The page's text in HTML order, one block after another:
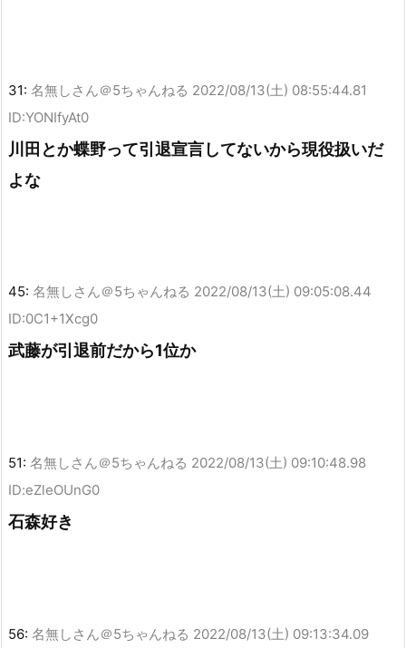
31: 名無しさん＠5ちゃんねる 2022/08/13(土) 08:55:44.81
ID:YONIfyAt0
川田とか蝶野って引退宣言してないから現役扱いだ
よな
45: 名無しさん＠5ちゃんねる 2022/08/13(土) 09:05:08.44
ID:0C1+1Xcg0
武藤が引退前だから1位か
51: 名無しさん＠5ちゃんねる 2022/08/13(土) 09:10:48.98
ID:eZleOUnG0
石森好き
56: 名無しさん＠5ちゃんねる 2022/08/13(土) 09:13:34.09